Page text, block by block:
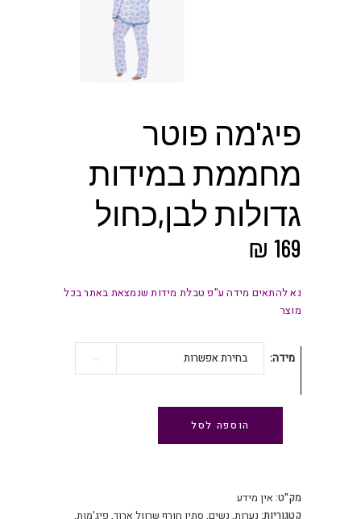
פיג'מה פוטר
מחממת במידות
גדולות לבן,כחול
₪ 169
נא להתאים מידה ע"פ טבלת מידות שנמצאת באתר בכל
מוצר
מידה בחירת אפשרות
הוספה לסל
מק"ט: אין מידע
קטגוריות: נערות, נשים, סתיו חורף שרוול ארוך, פיג'מות,